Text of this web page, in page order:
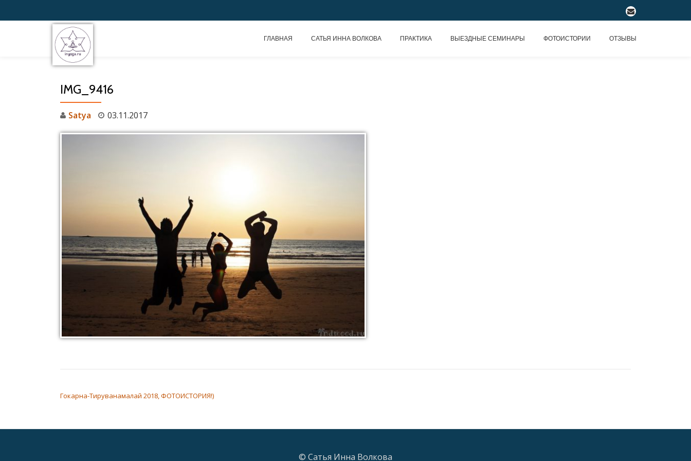
fa-
ГЛАВНАЯ САТЬЯ ИННА ВОЛКОВА ПРАКТИКА ВЫЕЗДНЫЕ СЕМИНАРЫ ФОТОИСТОРИИ ОТЗЫВЫ
IMG_9416
Satya 03.11.2017
Гокарна-Тируванамалай 2018, ФОТОИСТОРИЯ!)
© Сатья Инна Волкова